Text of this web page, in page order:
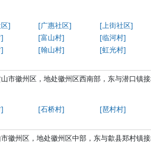
] [广惠社区] [上街社区]
[富山村] [临河村]
[翰山村] [虹光村]
市徽州区，地处徽州区西南部，东与潜口镇
[石桥村] [琶村村]
徽州区，地处徽州区中部，东与歙县郑村镇